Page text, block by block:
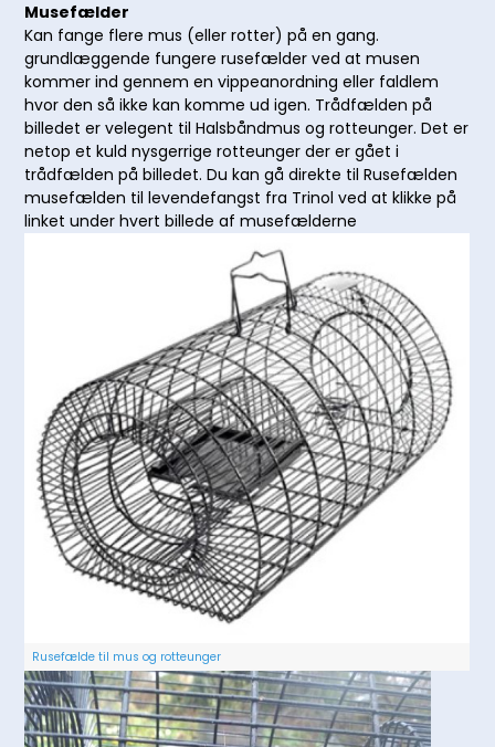
Musefælder
Kan fange flere mus (eller rotter) på en gang.
grundlæggende fungere rusefælder ved at musen
kommer ind gennem en vippeanordning eller faldlem
hvor den så ikke kan komme ud igen. Trådfælden på
billedet er velegent til Halsbåndmus og rotteunger. Det er
netop et kuld nysgerrige rotteunger der er gået i
trådfælden på billedet. Du kan gå direkte til Rusefælden
musefælden til levendefangst fra Trinol ved at klikke på
linket under hvert billede af musefælderne
Rusefælde til mus og rotteunger